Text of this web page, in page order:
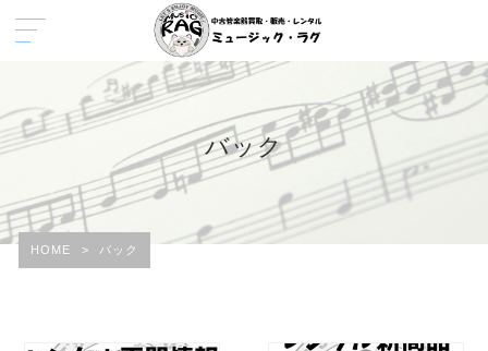
バック
HOME > バック